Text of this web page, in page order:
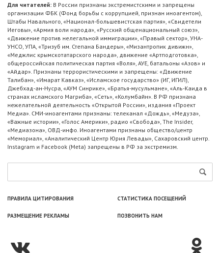
Для читателей: В России признаны экстремистскими и запрещены
организации ФБК (Фонд борьбы с коррупцией, признан иноагентом),
Штабы Навального, «Национал-большевистская партия», «Свидетели
Иеговы», «Армия воли народа», «Русский общенациональный союз»,
«Движение против нелегальной иммиграции», «Правый сектор», УНА-
УНСО, УПА, «Тризуб им. Степана Бандеры», «Мизантропик дивижн»,
«Меджлис крымскотатарского народа», движение «Артподготовка»,
общероссийская политическая партия «Воля», АУЕ, батальоны «Азов» и
«Айдар». Признаны террористическими и запрещены: «Движение
Талибан», «Имарат Кавказ», «Исламское государство» (ИГ, ИГИЛ),
Джебхад-ан-Нусра, «АУМ Синрике», «Братья-мусульмане», «Аль-Каида в
странах исламского Магриба», «Сеть», «Колумбайн». В РФ признана
нежелательной деятельность «Открытой России», издания «Проект
Медиа». СМИ-иноагентами признаны: телеканал «Дождь», «Медуза»,
«Важные истории», «Голос Америки», радио «Свобода», The Insider,
«Медиазона», ОВД-инфо. Иноагентами признаны общество/центр
«Мемориал», «Аналитический Центр Юрия Левады», Сахаровский центр.
Instagram и Facebook (Metа) запрещены в РФ за экстремизм.
ПРАВИЛА ЦИТИРОВАНИЯ СТАТИСТИКА ПОСЕЩЕНИЙ
РАЗМЕЩЕНИЕ РЕКЛАМЫ ПОЗВОНИТЬ НАМ